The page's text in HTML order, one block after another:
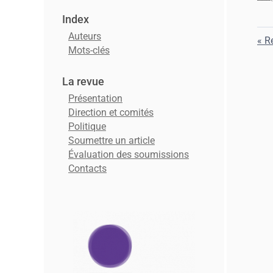
Index
Auteurs
Mots-clés
La revue
Présentation
Direction et comités
Politique
Soumettre un article
Évaluation des soumissions
Contacts